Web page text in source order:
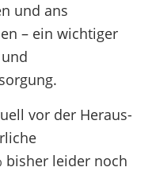
und ans
– ein wichtiger
vor der Heraus-
bisher leider noch